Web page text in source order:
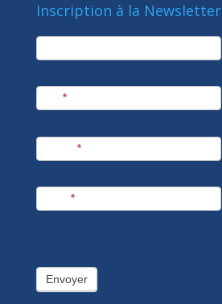
Inscription à la Newsletter
newsletter
*
*
*
Envoyer